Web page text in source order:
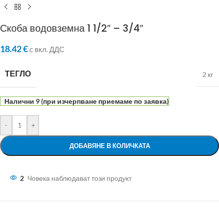
Скоба водовземна 1 1/2″ – 3/4″
18.42€с вкл. ДДС
ТЕГЛО 2 кг
Налични 9 (при изчерпване приемаме по заявка)
- +
ДОБАВЯНЕ В КОЛИЧКАТА
2 Човека наблюдават този продукт